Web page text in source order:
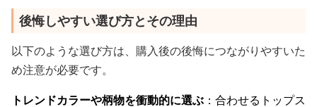
後悔しやすい選び方とその理由
以下のような選び方は、購入後の後悔につながりやすいた
め注意が必要です。
トレンドカラーや柄物を衝動的に選ぶ ：合わせるトップス